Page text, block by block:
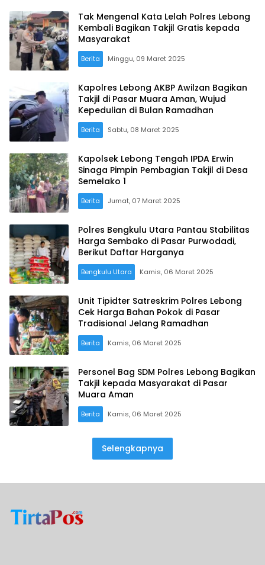
Tak Mengenal Kata Lelah Polres Lebong
Kembali Bagikan Takjil Gratis kepada
Masyarakat
Berita Minggu, 09 Maret 2025
Kapolres Lebong AKBP Awilzan Bagikan
Takjil di Pasar Muara Aman, Wujud
Kepedulian di Bulan Ramadhan
Berita Sabtu, 08 Maret 2025
Kapolsek Lebong Tengah IPDA Erwin
Sinaga Pimpin Pembagian Takjil di Desa
Semelako 1
Berita Jumat, 07 Maret 2025
Polres Bengkulu Utara Pantau Stabilitas
Harga Sembako di Pasar Purwodadi,
Berikut Daftar Harganya
Bengkulu Utara Kamis, 06 Maret 2025
Unit Tipidter Satreskrim Polres Lebong
Cek Harga Bahan Pokok di Pasar
Tradisional Jelang Ramadhan
Berita Kamis, 06 Maret 2025
Personel Bag SDM Polres Lebong Bagikan
Takjil kepada Masyarakat di Pasar
Muara Aman
Berita Kamis, 06 Maret 2025
Selengkapnya